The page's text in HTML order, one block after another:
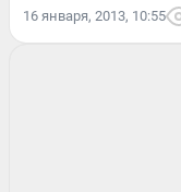
16 января, 2013, 10:55